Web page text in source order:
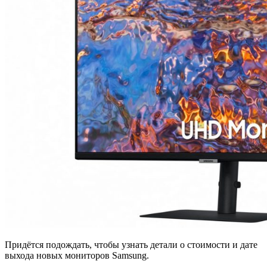
Придётся подождать, чтобы узнать детали о стоимости и дате
выхода новых мониторов Samsung.